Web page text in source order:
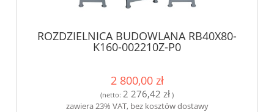
ROZDZIELNICA BUDOWLANA RB40X80-
K160-002210Z-P0
2 800,00 zł
(netto: 2 276,42 zł )
zawiera 23% VAT, bez kosztów dostawy